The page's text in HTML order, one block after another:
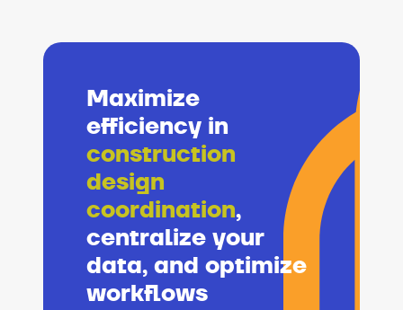
Maximize
efficiency in
construction
design
coordination,
centralize your
data, and optimize
workflows